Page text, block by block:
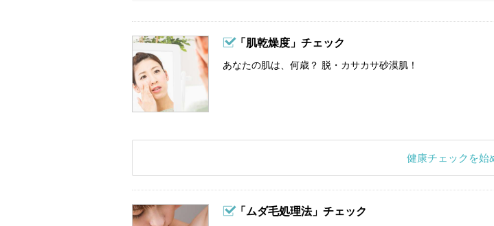
「肌乾燥度」チェック
あなたの肌は、何歳？ 脱・カサカサ砂漠肌！
健康チェックを始
「ムダ毛処理法」チェック